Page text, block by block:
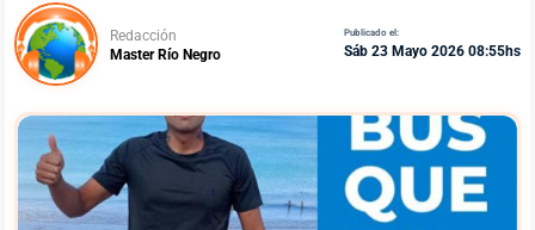
Redacción
Master Río Negro
Publicado el:
Sáb 23 Mayo 2026 08:55hs